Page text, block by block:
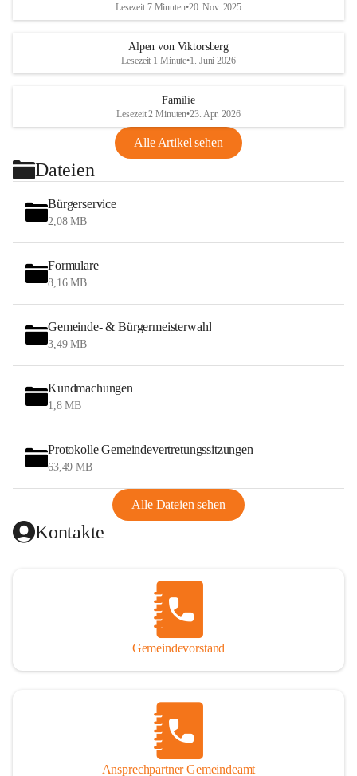
Lesezeit 7 Minuten•20. Nov. 2025
Alpen von Viktorsberg
Lesezeit 1 Minute•1. Juni 2026
Familie
Lesezeit 2 Minuten•23. Apr. 2026
Alle Artikel sehen
Dateien
Bürgerservice
2,08 MB
Formulare
8,16 MB
Gemeinde- & Bürgermeisterwahl
3,49 MB
Kundmachungen
1,8 MB
Protokolle Gemeindevertretungssitzungen
63,49 MB
Alle Dateien sehen
Kontakte
Gemeindevorstand
Ansprechpartner Gemeindeamt